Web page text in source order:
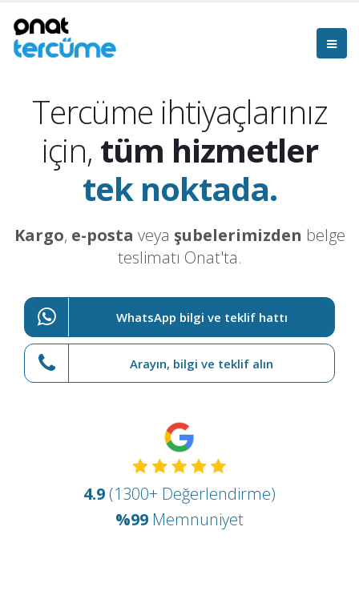
Tercüme ihtiyaçlarınız
için, tüm hizmetler
tek noktada.
Kargo, e-posta veya şubelerimizden belge
teslimatı Onat'ta.
WhatsApp bilgi ve teklif hattı
Arayın, bilgi ve teklif alın
4.9 (1300+ Değerlendirme)
%99 Memnuniyet